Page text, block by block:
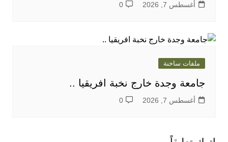
أغسطس 7, 2026 0
ملفات ساخنة
جامعة وجدة خارج نخبة افريقيا ..
أغسطس 7, 2026 0